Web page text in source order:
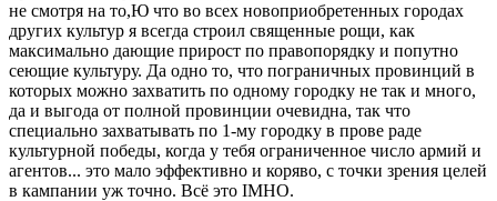
не смотря на то,Ю что во всех новоприобретенных городах
других культур я всегда строил священные рощи, как
максимально дающие прирост по правопорядку и попутно
сеющие культуру. Да одно то, что пограничных провинций в
которых можно захватить по одному городку не так и много,
да и выгода от полной провинции очевидна, так что
специально захватывать по 1-му городку в прове раде
культурной победы, когда у тебя ограниченное число армий и
агентов... это мало эффективно и коряво, с точки зрения целей
в кампании уж точно. Всё это IMHO.